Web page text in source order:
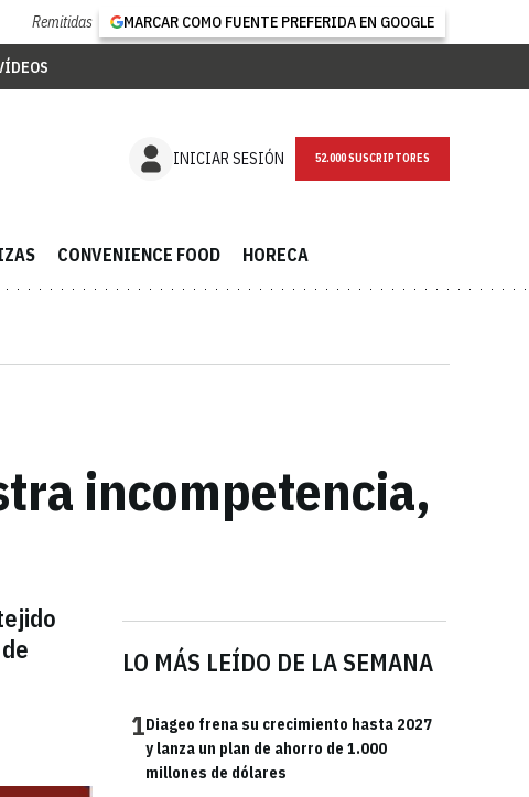
Remitidas MARCAR COMO FUENTE PREFERIDA EN GOOGLE
INICIAR SESIÓN NEWSLETTER
CONVENIENCE FOOD HORECA
incompetencia,
LO MÁS LEÍDO DE LA SEMANA
1Diageo frena su crecimiento hasta 2027
y lanza un plan de ahorro de 1.000
millones de dólares